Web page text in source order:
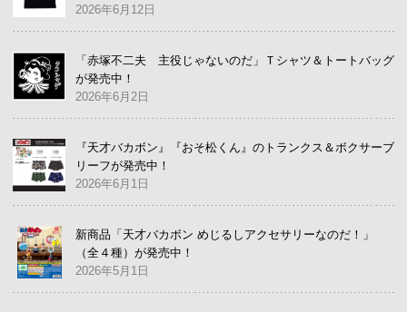
2026年6月12日
「赤塚不二夫 主役じゃないのだ」Ｔシャツ＆トートバッグ
が発売中！
2026年6月2日
『天才バカボン』『おそ松くん』のトランクス＆ボクサーブ
リーフが発売中！
2026年6月1日
新商品「天才バカボン めじるしアクセサリーなのだ！」
（全４種）が発売中！
2026年5月1日